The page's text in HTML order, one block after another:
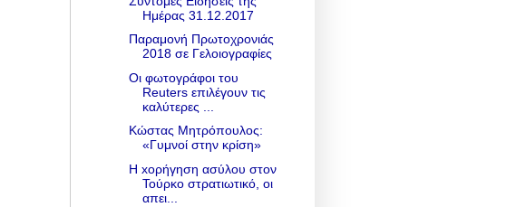
Ημέρας 31.12.2017
Παραμονή Πρωτοχρονιάς
2018 σε Γελοιογραφίες
Οι φωτογράφοι του
Reuters επιλέγουν τις
καλύτερες ...
Κώστας Μητρόπουλος:
«Γυμνοί στην κρίση»
H xορήγηση ασύλου στον
Τούρκο στρατιωτικό, οι
απει...